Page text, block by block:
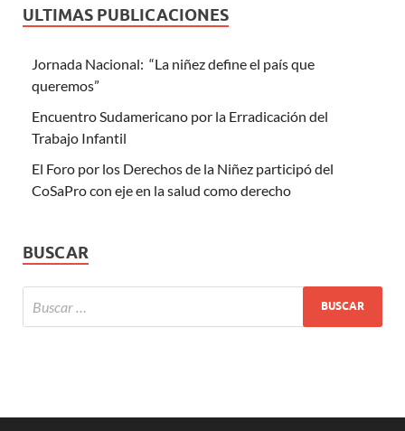
ULTIMAS PUBLICACIONES
Jornada Nacional: “La niñez define el país que
queremos”
Encuentro Sudamericano por la Erradicación del
Trabajo Infantil
El Foro por los Derechos de la Niñez participó del
CoSaPro con eje en la salud como derecho
BUSCAR